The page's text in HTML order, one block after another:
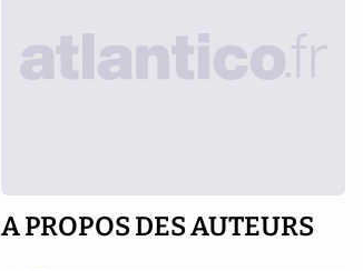
A PROPOS DES AUTEURS